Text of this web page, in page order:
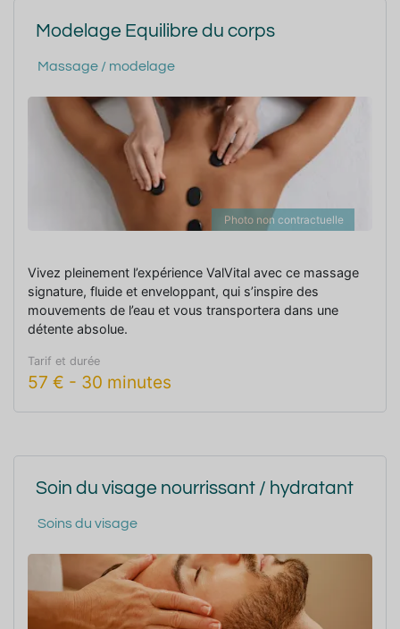
Modelage Equilibre du corps
Massage / modelage
Photo non contractuelle
Vivez pleinement l’expérience ValVital avec ce massage
signature, fluide et enveloppant, qui s’inspire des
mouvements de l’eau et vous transportera dans une
détente absolue.
Tarif et durée
57 € - 30 minutes
Soin du visage nourrissant / hydratant
Soins du visage